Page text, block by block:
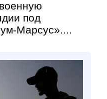
под
Марсус»....